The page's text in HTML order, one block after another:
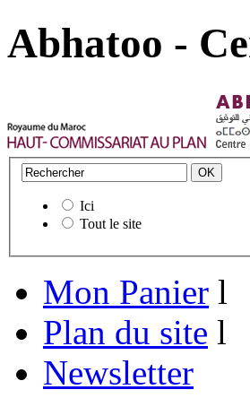
Abhatoo -
Ici
Tout le site
Mon Panier l
Plan du site l
Newsletter